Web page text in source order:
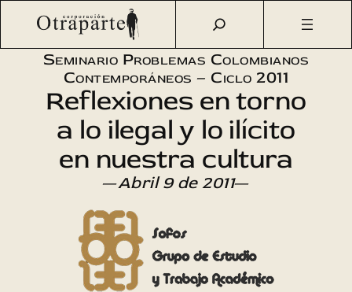
Saltar
contenido
Otraparte.org /Agenda Cultural Sofos
Pensamiento,
palabra, obra y omisión
Seminario Problemas Colombianos
Contemporáneos – Ciclo 2011
Reflexiones en torno
a lo ilegal y lo ilícito
en nuestra cultura
—Abril 9 de 2011—